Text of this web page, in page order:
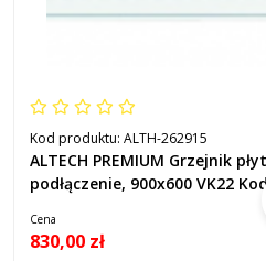
Kod produktu: ALTH-262915
ALTECH PREMIUM Grzejnik
podłączenie, 900x600 VK22
Cena
830,00 zł